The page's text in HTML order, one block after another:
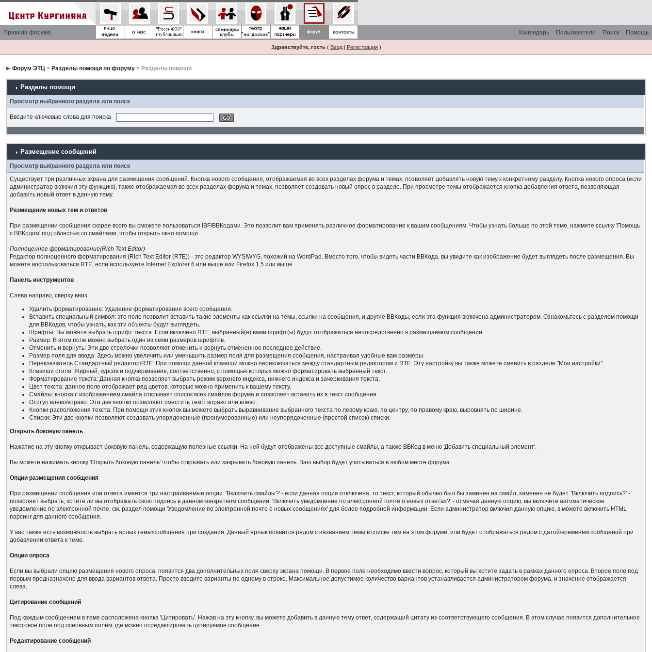
Правила форума Помощь
Поиск
Пользователи
Календарь
Здравствуйте, гость( Вход| Регистрация)
Форум ЭТЦ > Разделы помощи по форуму > Разделы помощи
Разделы помощи
Просмотр выбранного раздела или поиск
Введите ключевые слова для поиска
Размещение сообщений
Просмотр выбранного раздела или поиск
Существует три различных экрана для размещения сообщений. Кнопка нового сообщения, отображаемая во всех разделах форума и темах, позволяет добавлять новую тему к конкретному разделу. Кнопка нового опроса (если
администратор включил эту функцию), также отображаемая во всех разделах форума и темах, позволяет создавать новый опрос в разделе. При просмотре темы отображается кнопка добавления ответа, позволяющая
добавить новый ответ в данную тему.
Размещение новых тем и ответов
При размещении сообщения скорее всего вы сможете пользоваться IBF/BBКодами. Это позволит вам применять различное форматирование к вашим сообщениям. Чтобы узнать больше по этой теме, нажмите ссылку 'Помощь
с BBКодом' под областью со смайлами, чтобы открыть окно помощи.
Полноценное форматирование(Rich Text Editor)
Редактор полноценного форматирования (Rich Text Editor (RTE)) - это редактор WYSIWYG, похожий на WordPad. Вместо того, чтобы видеть части ВВКода, вы увидите как изображение будет выглядеть после размещения. Вы
можете воспользоваться RTE, если используете Internet Explorer 6 или выше или Firefox 1.5 или выше.
Панель инструментов
Слева направо, сверху вниз:
Удалить форматирование: Удаление форматирования всего сообщения.
Вставить специальный символ: это поле позволит вставить такие элементы как ссылки на темы, ссылки на сообщения, и другие ВВКоды, если эта функция включена администратором. Ознакомьтесь с разделом помощи
для ВВКодов, чтобы узнать, как эти объекты будут выглядеть.
Шрифты: Вы можете выбрать шрифт текста. Если включено RTE, выбранный(е) вами шрифт(ы) будут отображаться непосредственно в размещаемом сообщении.
Размер: В этом поле можно выбрать один из семи размеров шрифтов.
Отменить и вернуть: Эти две стрелочки позволяют отменить и вернуть отмененное последнее действие.
Размер поля для ввода: Здесь можно увеличить или уменьшить размер поля для размещения сообщения, настраивая удобные вам размеры.
Переключатель Стандартный редактор/RTE: При помощи данной клавиши можно переключаться между стандартным редактором и RTE. Эту настройку вы также можете сменить в разделе "Мои настройки".
Клавиши стиля: Жирный, курсив и подчеркивание, соответственно, с помощью которых можно форматировать выбранный текст.
Форматирование текста: Данная кнопка позволяет выбрать режим верхнего индекса, нижнего индекса и зачеркивания текста.
Цвет текста: данное поле отображает ряд цветов, которые можно применить к вашему тексту.
Смайлы: кнопка с изображением смайла открывает список всех смайлов форума и позволяет вставить их в текст сообщения.
Отступ влево/вправо: Эти две кнопки позволяют сместить текст вправо или влево.
Кнопки расположения текста: При помощи этих кнопок вы можете выбрать выравнивание выбранного текста по левому краю, по центру, по правому краю, выровнять по ширине.
Списки: Эти две кнопки позволяют создавать упорядоченные (пронумерованные) или неупорядоченные (простой список) списки.
Открыть боковую панель
Нажатие на эту кнопку открывает боковую панель, содержащую полезные ссылки. На ней будут отображены все доступные смайлы, а также ВВКод в меню 'Добавить специальный элемент'.
Вы можете нажимать кнопку 'Открыть боковую панель' чтобы открывать или закрывать боковую панель. Ваш выбор будет учитываться в любом месте форума.
Опции размещения сообщения
При размещении сообщения или ответа имеется три настраиваемые опции. 'Включить смайлы?' - если данная опция отключена, то текст, который обычно был бы заменен на смайл, заменен не будет. 'Включить подпись?' -
позволяет выбрать, хотите ли вы отображать свою подпись в данном конкретном сообщении. 'Включить уведомление по электронной почте о новых ответах?' - отмечая данную опцию, вы включите автоматическое
уведомление по электронной почте; см. раздел помощи 'Уведомление по электронной почте о новых сообщениях' для более подробной информации. Если администратор включил данную опцию, в можете включить HTML
парсинг для данного сообщения.
У вас также есть возможность выбрать ярлык темы/сообщения при создании. Данный ярлык появится рядом с названием темы в списке тем на этом форуме, или будет отображаться рядом с датой/временем сообщений при
добавлении ответа к теме.
Опции опроса
Если вы выбрали опцию размещения нового опроса, появится два дополнительных поля сверху экрана помощи. В первое поле необходимо ввести вопрос, который вы хотите задать в рамках данного опроса. Второе поле под
первым предназначено для ввода вариантов ответа. Просто введите варианты по одному в строке. Максимальное допустимое количество вариантов устанавливается администратором форума, и значение отображается
слева.
Цитирование сообщений
Под каждым сообщением в теме расположена кнопка 'Цитировать'. Нажав на эту кнопку, вы можете добавить в данную тему ответ, содержащий цитату из соответствующего сообщения. В этом случае появится дополнительное
текстовое поле под основным полем, где можно отредактировать цитируемое сообщение
Редактирование сообщений